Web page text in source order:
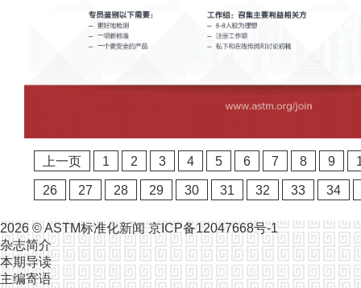
上一页 1 2 3 4 5 6 7 8 9
26 27 28 29 30 31 32 33 34
2026 ©ASTM标准化新闻 京ICP备12047668号-1
杂志简介
本期导读
主编寄语